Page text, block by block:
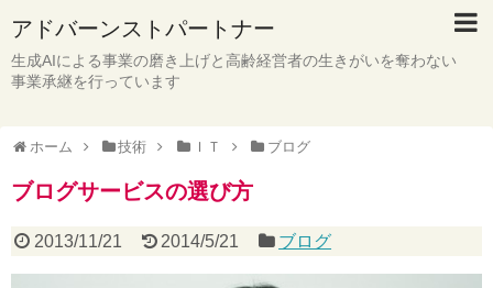
アドバーンストパートナー
生成AIによる事業の磨き上げと高齢経営者の生きがいを奪わない
事業承継を行っています
ホーム 技術 ＩＴ ブログ
ブログサービスの選び方
2013/11/21 2014/5/21 ブログ